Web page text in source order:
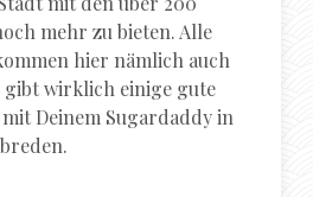
mehr zu bieten. Alle
hier nämlich auch
gibt wirklich einige gute
Deinem Sugardaddy in